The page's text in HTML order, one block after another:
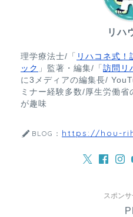
リハ
理学療法士/「 リハコネ式！
ック 」監著・編集/「 訪問リ
に3メディアの編集長/
ミナー経験多数/厚生労働省
が趣味
BLOG： https://hou-
スポン